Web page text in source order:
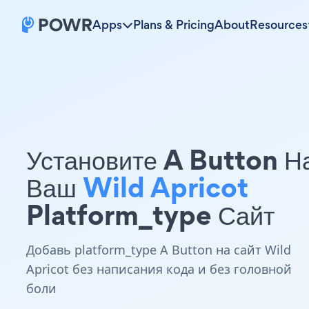
Apps Plans & PricingAboutResources
Установите A Button
ВашWild Apricot
Platform_type Сайт
Добавь platform_type A Button на сайт Wild
Apricot без написания кода и без головной
боли